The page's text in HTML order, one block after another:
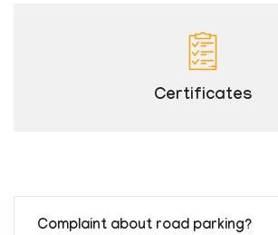
Certificates
Complaint about road parking?